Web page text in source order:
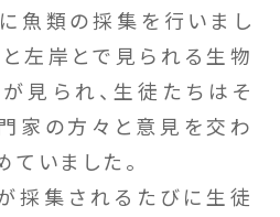
魚類の採集を行いまし
と左岸とで見られる生物
見られ、生徒たちはそ
家の方々と意見を交わ
いました。
採集されるたびに生徒